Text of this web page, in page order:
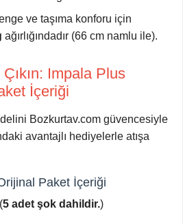
ve taşıma konforu için
ağırlığındadır (66 cm namlu ile).
Impala Plus
İçeriği
Bozkurtav.com güvencesiyle
avantajlı hediyelerle atışa
Paket İçeriği
5 adet şok dahildir.)